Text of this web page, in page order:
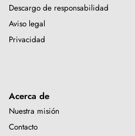
Descargo de responsabilidad
Aviso legal
Privacidad
Acerca de
Nuestra misión
Contacto